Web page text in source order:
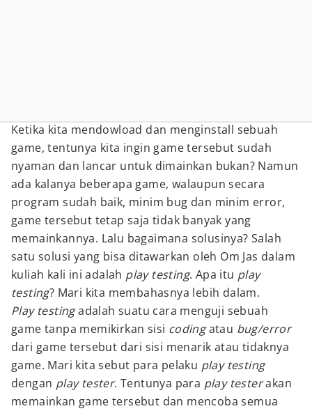
Ketika kita mendowload dan menginstall sebuah
game, tentunya kita ingin game tersebut sudah
nyaman dan lancar untuk dimainkan bukan? Namun
ada kalanya beberapa game, walaupun secara
program sudah baik, minim bug dan minim error,
game tersebut tetap saja tidak banyak yang
memainkannya. Lalu bagaimana solusinya? Salah
satu solusi yang bisa ditawarkan oleh Om Jas dalam
kuliah kali ini adalah play testing. Apa itu play
testing? Mari kita membahasnya lebih dalam.
Play testingadalah suatu cara menguji sebuah
game tanpa memikirkan sisi codingatau bug/error
dari game tersebut dari sisi menarik atau tidaknya
game. Mari kita sebut para pelaku play testing
dengan play tester. Tentunya para play testerakan
memainkan game tersebut dan mencoba semua